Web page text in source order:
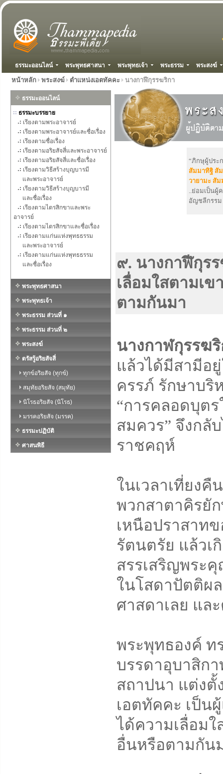
ธรรมะออนไลน์ พระพุทธศาสนา พระพุทธเจ้า พระธรรม พระสงฆ์
หน้าหลัก พระสงฆ์ ตำแหน่งเอตทัคคะ นางกาฬีกุรรฆริกา
ธรรมะออนไลน์
ธรรมะบรรยาย
เรียงตามพระอาจารย์
เรียงตามพระอาจารย์และชื่อเรื่อง
เรียงตามชื่อเรื่อง
เรียงตามอริยสัจสี่และพระอาจารย์
เรียงตามอริยสัจสี่และชื่อเรื่อง
เรียงตามวิธีสร้างบุญบารมี
และพระอาจารย์
เรียงตามวิธีสร้างบุญบารมี
และชื่อเรื่อง
เรียงตามไตรสิกขาและพระ
อาจารย์
เรียงตามไตรสิกขาและชื่อเรื่อง
เรียงตามแก่นแห่งพุทธธรรม
และพระอาจารย์
เรียงตามแก่นแห่งพุทธธรรม
และชื่อเรื่อง
พระพุทธศาสนา
พระพุทธเจ้า
พระธรรม ส่วนที่ ๑
พระธรรม ส่วนที่ ๒
พระสงฆ์
ตรัสรู้อริยสัจสี่
ทุกข์อริยสัจ (ทุกข์)
สมุทัยอริยสัจ (สมุทัย)
นิโรธอริยสัจ (นิโรธ)
มรรคอริยสัจ (มรรค)
ธรรมะปฏิบัติ
ศาสนพิธี
“ภิกษุผู้ประ
สัมมาทิฐิ สั
วายามะ สัม
..ย่อมเป็นผู้
อัญชลีกรรม
๙. นางกาฬีกุร
เลื่อมใสตามเ
ตามกันมา
นางกาฬกุรรฆ
แล้วได้มีสามีอ
ครรภ์ รักษาบริ
“การคลอดบุต
สมควร” จึงกลั
ราชคฤห์
ในเวลาเที่ยง
พวกสาตาคิรยั
เหนือปราสาท
รัตนตรัย แล้วเ
สรรเสริญพระ
ในโสดาปัตติผ
ศาสดาเลย แล
พระพุทธองค์ ท
บรรดาอุบาสิก
สถาปนา แต่งตั้
เอตทัคคะ เป็น
ได้ความเลื่อม
อื่นหรือตามกัน